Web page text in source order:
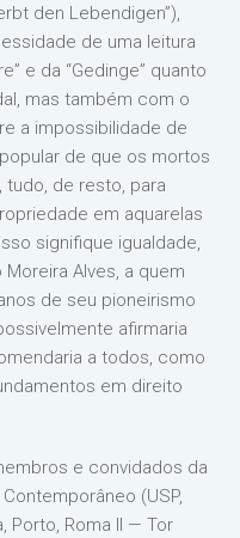
den Lebendigen”),
de uma leitura
e da “Gedinge” quanto
mas também com o
a impossibilidade de
de que os mortos
de resto, para
em aquarelas
signifique igualdade,
Alves, a quem
de seu pioneirismo
afirmaria
a todos, como
em direito
e convidados da
(USP,
Porto, Roma II — Tor